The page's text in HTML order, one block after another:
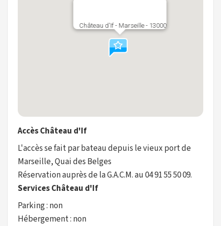
Château d'If - Marseille - 13000
Accès Château d'If
L'accès se fait par bateau depuis le vieux port de
Marseille, Quai des Belges
Réservation auprès de la G.A.C.M. au 04 91 55 50 09.
Services Château d'If
Parking : non
Hébergement : non